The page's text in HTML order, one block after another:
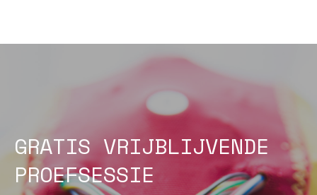
GRATIS VRIJBLIJVENDE
PROEFSESSIE